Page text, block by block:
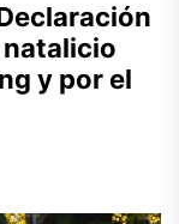
natalicio
y por el